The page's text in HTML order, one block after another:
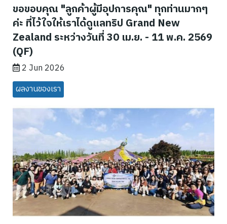
ขอขอบคุณ "ลูกค้าผู้มีอุปการคุณ" ทุกท่านมากๆ
ค่ะ ที่ไว้ใจให้เราได้ดูแลทริป Grand New
Zealand ระหว่างวันที่ 30 เม.ย. - 11 พ.ค. 2569
(QF)
2 Jun 2026
ผลงานของเรา